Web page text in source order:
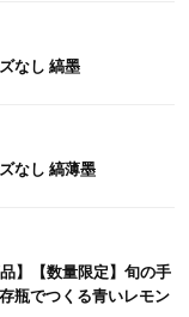
なし 縞墨
なし 縞薄墨
】【数量限定】旬の手
瓶でつくる青いレモン